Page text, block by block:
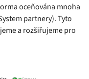
oceňována mnoha
partnery). Tyto
a rozšiřujeme pro